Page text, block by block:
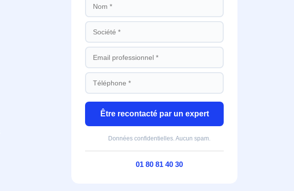
Être recontacté par un expert
Données confidentielles. Aucun spam.
01 80 81 40 30